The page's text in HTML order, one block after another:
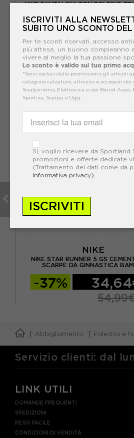
NIKE PANTALONI CON POLSINO
-40%
NIKE
NIKE STAR RUNNER 5 GS
SCARPE DA GINNASTICA
-37%
Abbigliamento Palestra e
ISCRIVITI ALLA
SUBITO UNO SCONTO DEL
Per te sconti riservati, accesso
più attese, un buono compleanno
vivere al meglio la tua passione
Lo sconto è valido sul tuo primo
*Sono esclusi dalla promozione gli articoli
categorie calzature, attrezzo e accessori dei
Scialpinismo, Elettronica e dei Brand Assos,
Sportiva, Scarpa e Ugg.
Si, voglio ricevere da Sportland
promozioni e offerte dedicate
(Trattamento dei dati come da
informativa privacy)
ISCRIVITI
Servizio clienti: dal
LINK UTILI
DOMANDE FREQUENTI
SPEDIZIONI
RESO FACILE
CONDIZIONI DI VENDITA